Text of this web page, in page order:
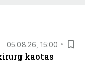
05.08.26, 15:00
kaotas